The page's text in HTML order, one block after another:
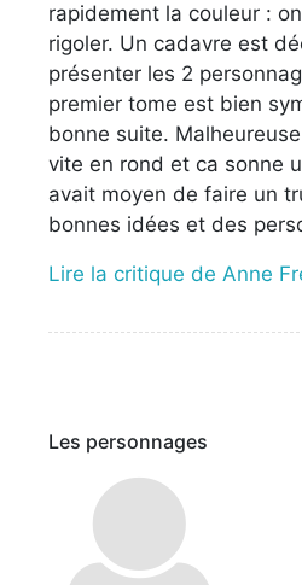
rapidement la couleur :
rigoler. Un cadavre est
présenter les 2
premier tome est bien
bonne suite.
vite en rond et ca sonne
avait moyen de faire un
bonnes idées et des
Lire la critique de Anne
Les personnages